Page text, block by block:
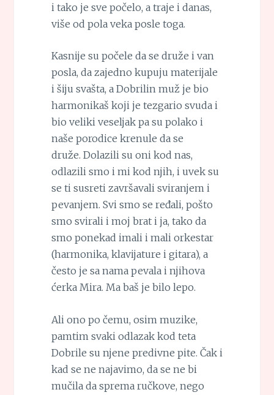
i tako je sve počelo, a traje i danas,
više od pola veka posle toga.
Kasnije su počele da se druže i van
posla, da zajedno kupuju materijale
i šiju svašta, a Dobrilin muž je bio
harmonikaš koji je tezgario svuda i
bio veliki veseljak pa su polako i
naše porodice krenule da se
druže. Dolazili su oni kod nas,
odlazili smo i mi kod njih, i uvek su
se ti susreti završavali sviranjem i
pevanjem. Svi smo se ređali, pošto
smo svirali i moj brat i ja, tako da
smo ponekad imali i mali orkestar
(harmonika, klavijature i gitara), a
često je sa nama pevala i njihova
ćerka Mira. Ma baš je bilo lepo.
Ali ono po čemu, osim muzike,
pamtim svaki odlazak kod teta
Dobrile su njene predivne pite. Čak i
kad se ne najavimo, da se ne bi
mučila da sprema ručkove, nego